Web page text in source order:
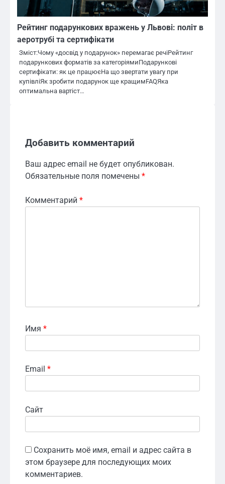
Рейтинг подарункових вражень у Львові: політ в
аеротрубі та сертифікати
Зміст:Чому «досвід у подарунок» перемагає речіРейтинг
подарункових форматів за категоріямиПодарункові
сертифікати: як це працюєНа що звертати увагу при
купівліЯк зробити подарунок ще кращимFAQЯка
оптимальна вартіст…
Добавить комментарий
Ваш адрес email не будет опубликован.
Обязательные поля помечены *
Комментарий *
Имя *
Email *
Сайт
Сохранить моё имя, email и адрес сайта в
этом браузере для последующих моих
комментариев.